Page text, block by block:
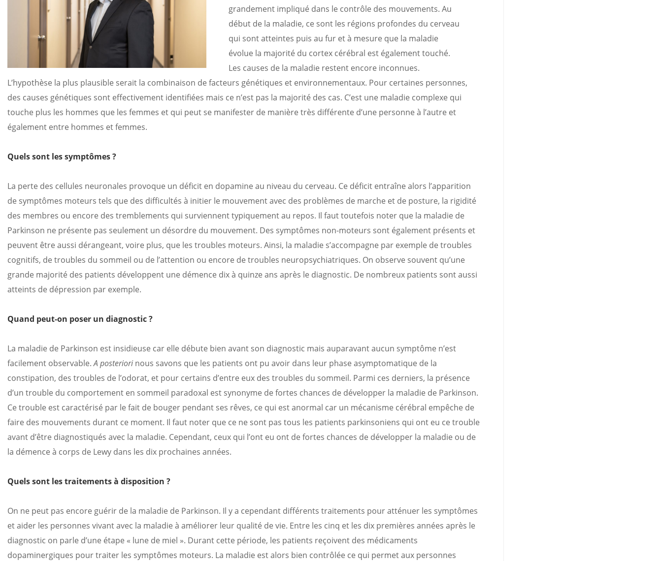
grandement impliqué dans le contrôle des mouvements. Au
début de la maladie, ce sont les régions profondes du cerveau
qui sont atteintes puis au fur et à mesure que la maladie
évolue la majorité du cortex cérébral est également touché.
Les causes de la maladie restent encore inconnues.
L’hypothèse la plus plausible serait la combinaison de facteurs génétiques et environnementaux. Pour certaines personnes,
des causes génétiques sont effectivement identifiées mais ce n’est pas la majorité des cas. C’est une maladie complexe qui
touche plus les hommes que les femmes et qui peut se manifester de manière très différente d’une personne à l’autre et
également entre hommes et femmes.
Quels sont les symptômes ?
La perte des cellules neuronales provoque un déficit en dopamine au niveau du cerveau. Ce déficit entraîne alors l’apparition
de symptômes moteurs tels que des difficultés à initier le mouvement avec des problèmes de marche et de posture, la rigidité
des membres ou encore des tremblements qui surviennent typiquement au repos. Il faut toutefois noter que la maladie de
Parkinson ne présente pas seulement un désordre du mouvement. Des symptômes non-moteurs sont également présents et
peuvent être aussi dérangeant, voire plus, que les troubles moteurs. Ainsi, la maladie s’accompagne par exemple de troubles
cognitifs, de troubles du sommeil ou de l’attention ou encore de troubles neuropsychiatriques. On observe souvent qu’une
grande majorité des patients développent une démence dix à quinze ans après le diagnostic. De nombreux patients sont aussi
atteints de dépression par exemple.
Quand peut-on poser un diagnostic ?
La maladie de Parkinson est insidieuse car elle débute bien avant son diagnostic mais auparavant aucun symptôme n’est
facilement observable.A posteriorinous savons que les patients ont pu avoir dans leur phase asymptomatique de la
constipation, des troubles de l’odorat, et pour certains d’entre eux des troubles du sommeil. Parmi ces derniers, la présence
d’un trouble du comportement en sommeil paradoxal est synonyme de fortes chances de développer la maladie de Parkinson.
Ce trouble est caractérisé par le fait de bouger pendant ses rêves, ce qui est anormal car un mécanisme cérébral empêche de
faire des mouvements durant ce moment. Il faut noter que ce ne sont pas tous les patients parkinsoniens qui ont eu ce trouble
avant d’être diagnostiqués avec la maladie. Cependant, ceux qui l’ont eu ont de fortes chances de développer la maladie ou de
la démence à corps de Lewy dans les dix prochaines années.
Quels sont les traitements à disposition ?
On ne peut pas encore guérir de la maladie de Parkinson. Il y a cependant différents traitements pour atténuer les symptômes
et aider les personnes vivant avec la maladie à améliorer leur qualité de vie. Entre les cinq et les dix premières années après le
diagnostic on parle d’une étape « lune de miel ». Durant cette période, les patients reçoivent des médicaments
dopaminergiques pour traiter les symptômes moteurs. La maladie est alors bien contrôlée ce qui permet aux personnes